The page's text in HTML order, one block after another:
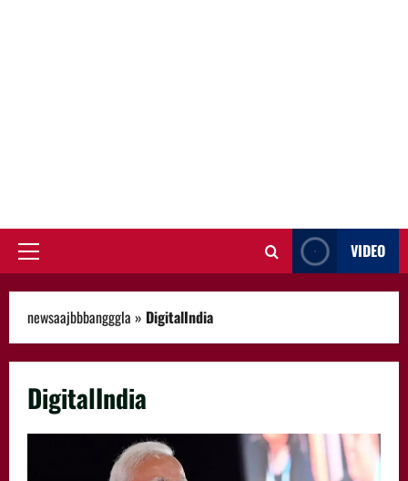
Primary
VIDEO
newsaajbbbangggla » DigitalIndia
DigitalIndia